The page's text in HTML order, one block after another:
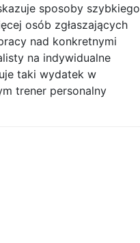
sposoby szybkiego
osób zgłaszających
nad konkretnymi
na indywidualne
taki wydatek w
trener personalny